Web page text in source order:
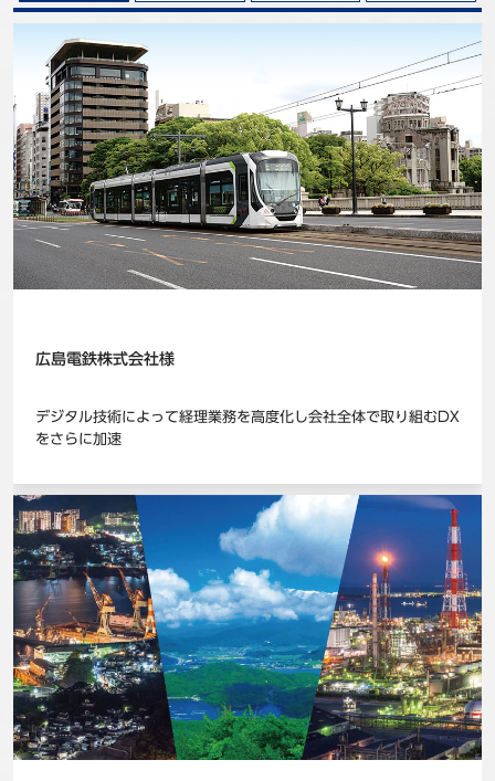
株主・投資家情報 採用情報
対談/鼎談
出版書籍
事例
セミナ−
ニュース
広島電鉄株式会社様
デジタル技術によって経理業務を高度化し会社全体で取り組むDX
をさらに加速